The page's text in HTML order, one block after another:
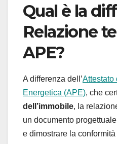
Qual è la
Relazione
APE?
A differenza dell’Attestato
Energetica (APE), che
dell’immobile, la
un documento
e dimostrare la